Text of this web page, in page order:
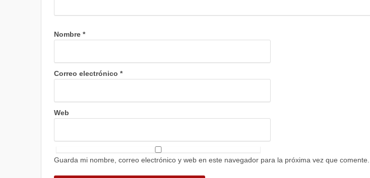
Nombre *
Correo electrónico *
Web
Guarda mi nombre, correo electrónico y web en este navegador para la próxima vez que comente.